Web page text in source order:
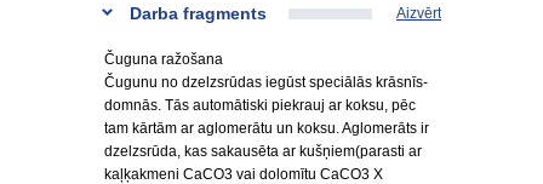
Darba fragments Aizvērt
Čuguna ražošana
Čugunu no dzelzsrūdas iegūst speciālās krāsnīs-
domnās. Tās automātiski piekrauj ar koksu, pēc
tam kārtām ar aglomerātu un koksu. Aglomerāts ir
dzelzsrūda, kas sakausēta ar kušņiem(parasti ar
kaļķakmeni CaCO3 vai dolomītu CaCO3 X